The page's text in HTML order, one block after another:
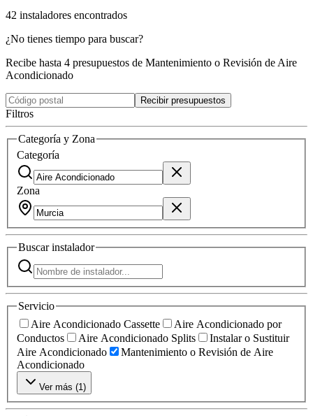
42 instaladores encontrados
¿No tienes tiempo para buscar?
Recibe hasta 4 presupuestos de Mantenimiento o Revisión de Aire
Acondicionado
Recibir presupuestos
Filtros
Categoría y Zona
Categoría
Zona
Buscarinstalador
Servicio
Aire Acondicionado Cassette
Aire Acondicionado por
Conductos
Aire Acondicionado Splits
Instalar o Sustituir
Aire Acondicionado
Mantenimiento o Revisión de Aire
Acondicionado
Ver más (1)